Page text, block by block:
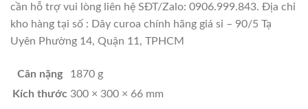
cần hỗ trợ vui lòng liên hệ SĐT/Zalo: 0906.999.843. Địa chỉ
kho hàng tại số : Dây curoa chính hãng giá sỉ – 90/5 Tạ
Uyên Phường 14, Quận 11, TPHCM
Cân nặng
1870 g
Kích thước 300 × 300 × 66 mm